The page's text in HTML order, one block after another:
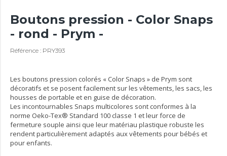
Boutons pression - Color Snaps
- rond - Prym -
Référence : PRY393
Les boutons pression colorés « Color Snaps » de Prym sont
décoratifs et se posent facilement sur les vêtements, les sacs, les
housses de portable et en guise de décoration.
Les incontournables Snaps multicolores sont conformes à la
norme Oeko-Tex® Standard 100 classe 1 et leur force de
fermeture souple ainsi que leur matériau plastique robuste les
rendent particulièrement adaptés aux vêtements pour bébés et
pour enfants.